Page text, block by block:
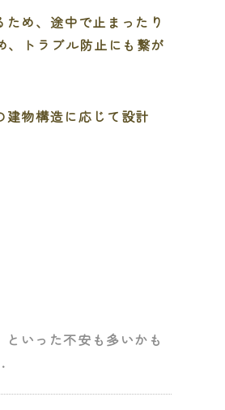
め、途中で止まったり
、トラブル防止にも繋が
物構造に応じて設計
いった不安も多いかも